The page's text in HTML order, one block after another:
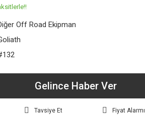
Off Road Ekipman
Gelince Haber Ver
Tavsiye Et Fiyat Alarmı